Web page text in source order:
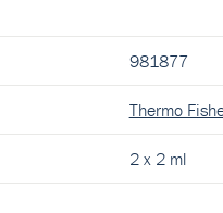
981877
Thermo
2 x 2 ml